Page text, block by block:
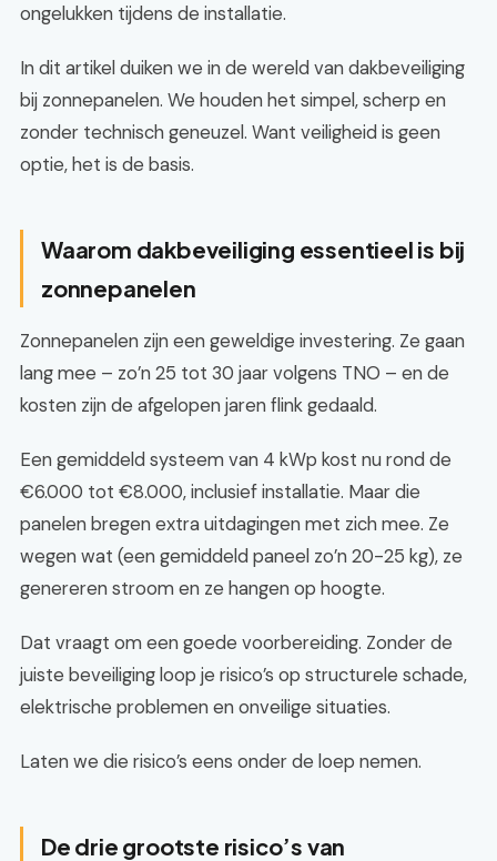
ongelukken tijdens de installatie.
In dit artikel duiken we in de wereld van dakbeveiliging
bij zonnepanelen. We houden het simpel, scherp en
zonder technisch geneuzel. Want veiligheid is geen
optie, het is de basis.
Waarom dakbeveiliging essentieel is bij
zonnepanelen
Zonnepanelen zijn een geweldige investering. Ze gaan
lang mee – zo’n 25 tot 30 jaar volgens TNO – en de
kosten zijn de afgelopen jaren flink gedaald.
Een gemiddeld systeem van 4 kWp kost nu rond de
€6.000 tot €8.000, inclusief installatie. Maar die
panelen bregen extra uitdagingen met zich mee. Ze
wegen wat (een gemiddeld paneel zo’n 20-25 kg), ze
genereren stroom en ze hangen op hoogte.
Dat vraagt om een goede voorbereiding. Zonder de
juiste beveiliging loop je risico’s op structurele schade,
elektrische problemen en onveilige situaties.
Laten we die risico’s eens onder de loep nemen.
De drie grootste risico’s van